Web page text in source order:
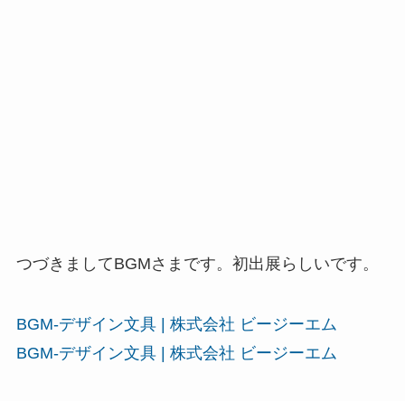
つづきましてBGMさまです。初出展らしいです。
BGM-デザイン文具 | 株式会社 ビージーエム
BGM-デザイン文具 | 株式会社 ビージーエム